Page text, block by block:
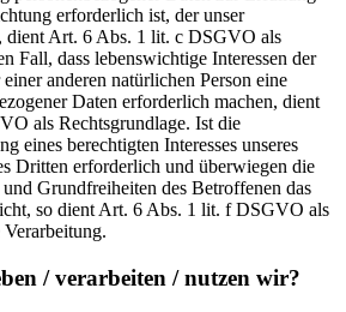
erforderlich ist, der unser
dient Art. 6 Abs. 1 lit. c DSGVO als
Fall, dass lebenswichtige Interessen der
anderen natürlichen Person eine
Daten erforderlich machen, dient
als Rechtsgrundlage. Ist die
eines berechtigten Interesses unseres
Dritten erforderlich und überwiegen die
Grundfreiheiten des Betroffenen das
so dient Art. 6 Abs. 1 lit. f DSGVO als
/ verarbeiten / nutzen wir?